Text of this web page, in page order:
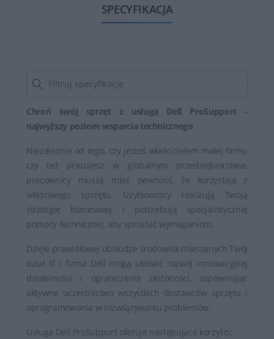
zakresie instalacji i konfiguracji zakupionych produktów
internet, pocztę e-mail lub czat z udziałem pracownika
obsługi technicznej firmy.
problemów sprzętowych i sposób ich rozwiązania, a w
razie konieczności serwis, naprawę i wymianę
wadliwych części.
SPECYFIKACJA
Chroń swój sprzęt z usługą Dell ProSupport -
najwyższy poziom wsparcia technicznego
Niezależnie od tego, czy jesteś właścicielem małej firmy,
czy też pracujesz w globalnym przedsiębiorstwie,
pracownicy muszą mieć pewność, że korzystają z
właściwego sprzętu. Użytkownicy realizują Twoją
strategię biznesową i potrzebują specjalistycznej
pomocy technicznej, aby sprostać wymaganiom.
Dzięki prawidłowej obsłudze środowisk mieszanych Twój
dział IT i firma Dell mogą ułatwić rozwój innowacyjnej
działalności i ograniczenie złożoności, zapewniając
aktywne uczestnictwo wszystkich dostawców sprzętu i
oprogramowania w rozwiązywaniu problemów.
Usługa Dell ProSupport oferuje następujące korzyści: